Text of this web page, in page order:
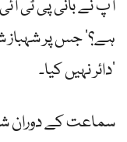
آپ نے بانی پی ٹی
ہے؟‘ جس پر شہباز
دائر نہیں کیا۔‘
سماعت کے دوران